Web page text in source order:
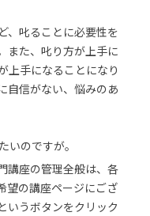
、叱ることに必要性を
また、叱り方が上手に
上手になることになり
自信がない、悩みのあ
いのですが。
講座の管理全般は、各
望の講座ページにござ
いうボタンをクリック